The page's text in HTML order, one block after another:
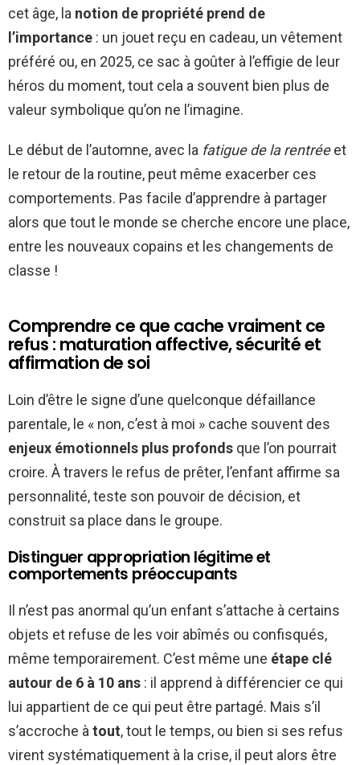
cet âge, la notion de propriété prend de
l’importance : un jouet reçu en cadeau, un vêtement
préféré ou, en 2025, ce sac à goûter à l’effigie de leur
héros du moment, tout cela a souvent bien plus de
valeur symbolique qu’on ne l’imagine.
Le début de l’automne, avec la fatigue de la rentréeet
le retour de la routine, peut même exacerber ces
comportements. Pas facile d’apprendre à partager
alors que tout le monde se cherche encore une place,
entre les nouveaux copains et les changements de
classe !
Comprendre ce que cache vraiment ce
refus : maturation affective, sécurité et
affirmation de soi
Loin d’être le signe d’une quelconque défaillance
parentale, le « non, c’est à moi » cache souvent des
enjeux émotionnels plus profonds que l’on pourrait
croire. À travers le refus de prêter, l’enfant affirme sa
personnalité, teste son pouvoir de décision, et
construit sa place dans le groupe.
Distinguer appropriation légitime et
comportements préoccupants
Il n’est pas anormal qu’un enfant s’attache à certains
objets et refuse de les voir abîmés ou confisqués,
même temporairement. C’est même une étape clé
autour de 6 à 10 ans : il apprend à différencier ce qui
lui appartient de ce qui peut être partagé. Mais s’il
s’accroche à tout, tout le temps, ou bien si ses refus
virent systématiquement à la crise, il peut alors être